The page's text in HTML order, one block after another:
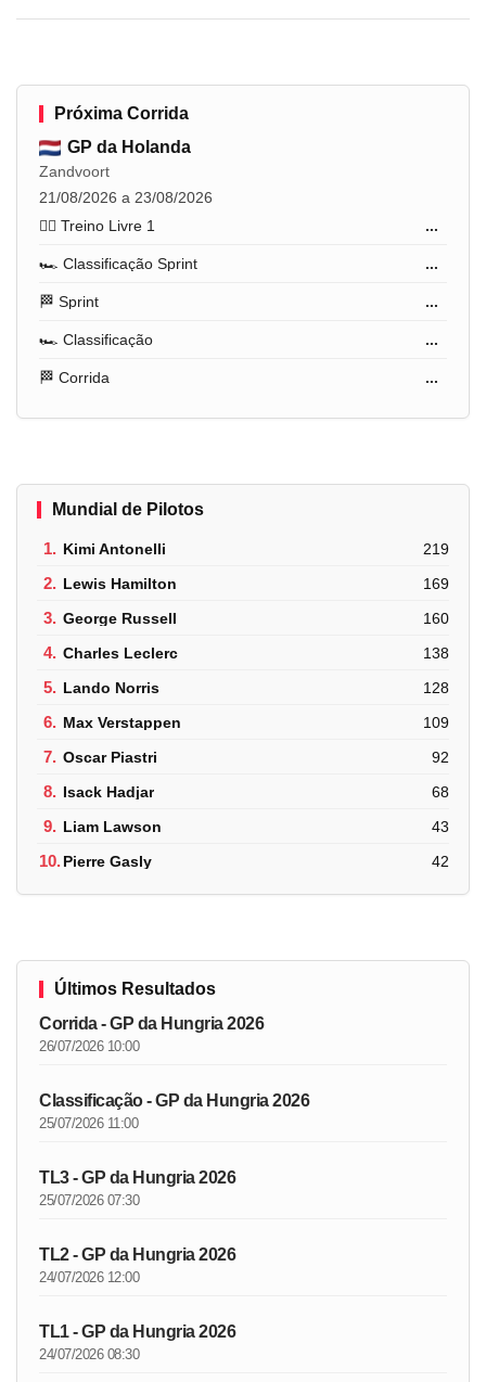
Próxima Corrida
GP da Holanda
Zandvoort
21/08/2026 a 23/08/2026
🏋️‍♂️ Treino Livre 1
...
🏎️ Classificação Sprint ...
🏁 Sprint ...
🏎️ Classificação ...
🏁 Corrida ...
Mundial de Pilotos
1. Kimi Antonelli 219
2. Lewis Hamilton 169
3. George Russell 160
4. Charles Leclerc 138
5. Lando Norris 128
6. Max Verstappen 109
7. Oscar Piastri 92
8. Isack Hadjar 68
9. Liam Lawson 43
10.Pierre Gasly 42
Últimos Resultados
Corrida - GP da Hungria 2026
26/07/2026 10:00
Classificação - GP da Hungria 2026
25/07/2026 11:00
TL3 - GP da Hungria 2026
25/07/2026 07:30
TL2 - GP da Hungria 2026
24/07/2026 12:00
TL1 - GP da Hungria 2026
24/07/2026 08:30